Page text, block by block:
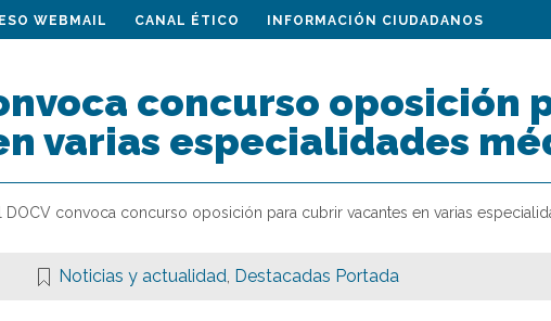
WEBMAIL CANAL ÉTICO INFORMACIÓN CIUDADANOS
concurso oposición
varias especialidades
DOCV convoca concurso oposición para cubrir vacantes en varias
Noticias y actualidad, Destacadas Portada